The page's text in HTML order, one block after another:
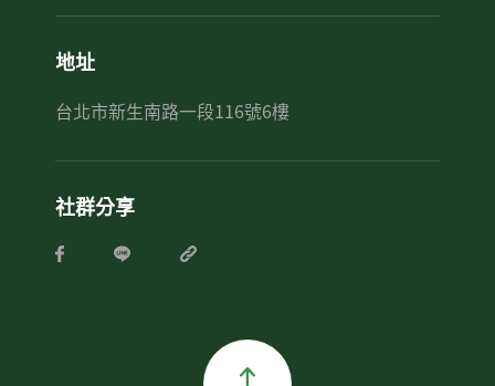
地址
台北市新生南路一段116號6樓
社群分享